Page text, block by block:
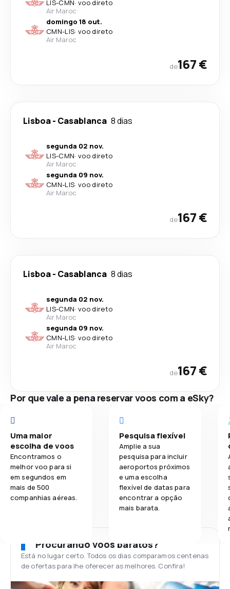
LIS-CMN· voo direto
Air Maroc
domingo 18 out.
CMN-LIS· voo direto
Air Maroc
de167 €
Lisboa- Casablanca 8 dias
segunda 02 nov.
LIS-CMN· voo direto
Air Maroc
segunda 09 nov.
CMN-LIS· voo direto
Air Maroc
de167 €
Lisboa- Casablanca 8 dias
segunda 02 nov.
LIS-CMN· voo direto
Air Maroc
segunda 09 nov.
CMN-LIS· voo direto
Air Maroc
de167 €
Por que vale a pena reservar voos com a eSky?
Uma maior
escolha de voos
Encontramos o
melhor voo para si
em segundos em
mais de 500
companhias aéreas.
Pesquisa flexível
Amplie a sua
pesquisa para incluir
aeroportos próximos
e uma escolha
flexível de datas para
encontrar a opção
mais barata.
Procurando voos baratos?
Está no lugar certo. Todos os dias comparamos centenas
de ofertas para lhe oferecer as melhores. Confira!